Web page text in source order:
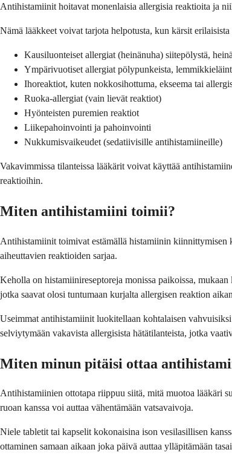
Antihistamiinit hoitavat monenlaisia allergisia reaktioita ja
Nämä lääkkeet voivat tarjota helpotusta, kun kärsit
Kausiluonteiset allergiat (heinänuha) siitepölystä,
Ympärivuotiset allergiat pölypunkeista,
Ihoreaktiot, kuten nokkosihottuma, ekseema tai
Ruoka-allergiat (vain lievät reaktiot)
Hyönteisten puremien reaktiot
Liikepahoinvointi ja pahoinvointi
Nukkumisvaikeudet (sedatiivisille antihistamiineille)
Vakavimmissa tilanteissa lääkärit voivat käyttää
reaktioihin.
Miten antihistamiini toimii?
Antihistamiinit toimivat estämällä histamiinin kiinnittymisen
aiheuttavien reaktioiden sarjaa.
Keholla on histamiinireseptoreja monissa paikoissa,
jotka saavat olosi tuntumaan kurjalta allergisen reaktion
Useimmat antihistamiinit luokitellaan kohtalaisen
selviytymään vakavista allergisista hätätilanteista, jotka
Miten minun pitäisi ottaa
Antihistamiinien ottotapa riippuu siitä, mitä muotoa lääkäri
ruoan kanssa voi auttaa vähentämään vatsavaivoja.
Niele tabletit tai kapselit kokonaisina ison vesilasillisen
ottaminen samaan aikaan joka päivä auttaa ylläpitämään